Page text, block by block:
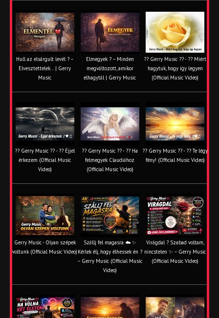
Hull az elsárgult levél ? –
Elvesztettelek… | Gerry
Music
Elmegyek ? – Minden
megváltozott, amikor
elhagytál | Gerry Music
?? Gerry Music ?? - ?? Miért
hagytuk, hogy így legyen
(Official Music Video)
?? Gerry Music ?? - ?? Éjjel
érkezem (Official Music
Video)
?? Gerry Music ?? - ?? Ha
felmegyek Claudiához
(Official Music Video)
?? Gerry Music ?? - ?? Te légy
fény! (Official Music Video)
Gerry Music - Olyan szépek
voltunk (Official Music Video)
Szállj fel magasra ☁️ ✨
Kérlek élj, hogy élhessek én ?
– Gerry Music (Official Music
Video)
Virágdal ? Szabad voltam,
nincstelen ✨ – Gerry Music
(Official Music Video)